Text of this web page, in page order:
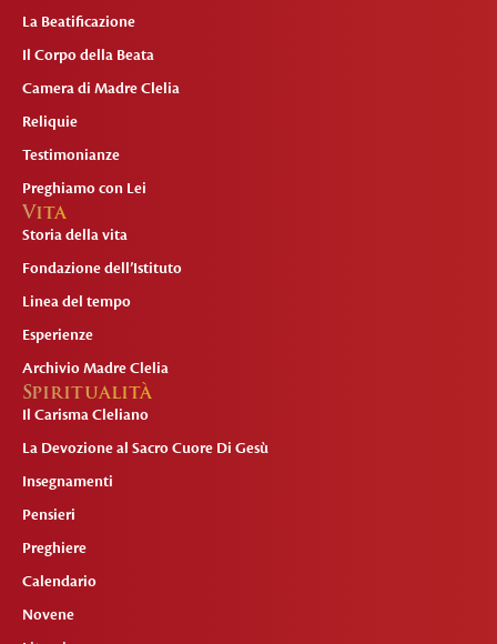
La Beatificazione
Il Corpo della Beata
Camera di Madre Clelia
Reliquie
Testimonianze
Preghiamo con Lei
Vita
Storia della vita
Fondazione dell’Istituto
Linea del tempo
Esperienze
Archivio Madre Clelia
Spiritualità
Il Carisma Cleliano
La Devozione al Sacro Cuore Di Gesù
Insegnamenti
Pensieri
Preghiere
Calendario
Novene